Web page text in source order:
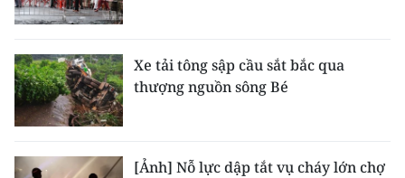
Xe tải tông sập cầu sắt bắc qua
thượng nguồn sông Bé
[Ảnh] Nỗ lực dập tắt vụ cháy lớn chợ